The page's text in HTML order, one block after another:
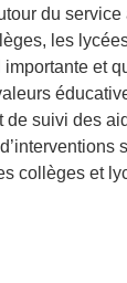
du
les
importante et
de suivi des
collèges et